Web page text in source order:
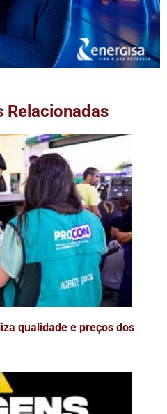
Relacionadas
qualidade e preços dos